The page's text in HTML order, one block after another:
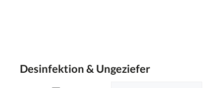
Desinfektion & Ungeziefer